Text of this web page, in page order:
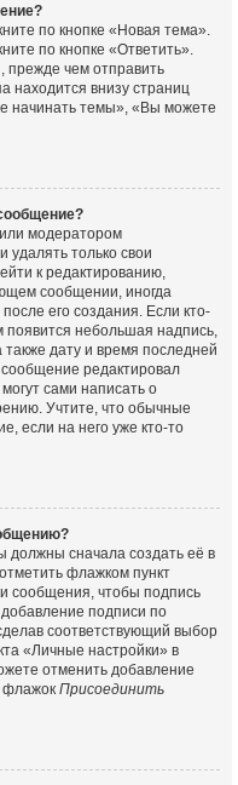
по кнопке «Новая тема».
по кнопке «Ответить».
прежде чем отправить
находится внизу страниц
начинать темы», «Вы можете
модератором
только свои
к редактированию,
сообщении, иногда
его создания. Если кто-
небольшая надпись,
также дату и время последней
редактировал
сами написать о
Учтите, что обычные
если на него уже кто-то
должны сначала создать её в
флажком пункт
сообщения, чтобы подпись
подписи по
соответствующий выбор
«Личные настройки» в
отменить добавление
флажок Присоединить